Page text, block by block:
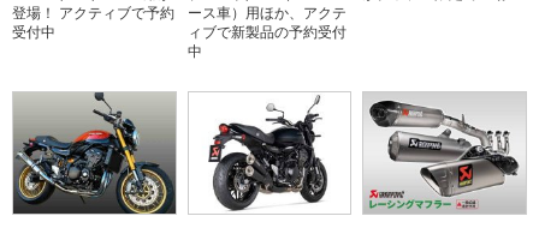
登場！ アクティブで予約
受付中
ース車）用ほか、アクテ
ィブで新製品の予約受付
中